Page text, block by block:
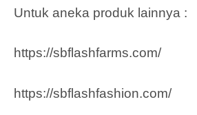
Untuk aneka produk lainnya :
https://sbflashfarms.com/
https://sbflashfashion.com/